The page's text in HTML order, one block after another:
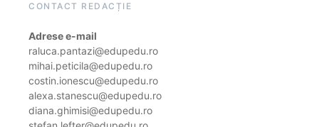
CONTACT REDACȚIE
Adrese e-mail
raluca.pantazi@edupedu.ro
mihai.peticila@edupedu.ro
costin.ionescu@edupedu.ro
alexa.stanescu@edupedu.ro
diana.ghimisi@edupedu.ro